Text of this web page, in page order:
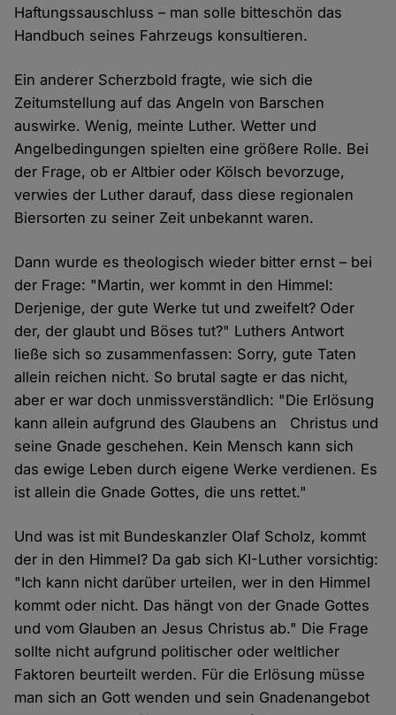
Haftungssauschluss – man solle bitteschön das
Handbuch seines Fahrzeugs konsultieren.
Ein anderer Scherzbold fragte, wie sich die
Zeitumstellung auf das Angeln von Barschen
auswirke. Wenig, meinte Luther. Wetter und
Angelbedingungen spielten eine größere Rolle. Bei
der Frage, ob er Altbier oder Kölsch bevorzuge,
verwies der Luther darauf, dass diese regionalen
Biersorten zu seiner Zeit unbekannt waren.
Dann wurde es theologisch wieder bitter ernst – bei
der Frage: "Martin, wer kommt in den Himmel:
Derjenige, der gute Werke tut und zweifelt? Oder
der, der glaubt und Böses tut?" Luthers Antwort
ließe sich so zusammenfassen: Sorry, gute Taten
allein reichen nicht. So brutal sagte er das nicht,
aber er war doch unmissverständlich: "Die Erlösung
kann allein aufgrund des Glaubens an Christus und
seine Gnade geschehen. Kein Mensch kann sich
das ewige Leben durch eigene Werke verdienen. Es
ist allein die Gnade Gottes, die uns rettet."
Und was ist mit Bundeskanzler Olaf Scholz, kommt
der in den Himmel? Da gab sich KI-Luther vorsichtig:
"Ich kann nicht darüber urteilen, wer in den Himmel
kommt oder nicht. Das hängt von der Gnade Gottes
und vom Glauben an Jesus Christus ab." Die Frage
sollte nicht aufgrund politischer oder weltlicher
Faktoren beurteilt werden. Für die Erlösung müsse
man sich an Gott wenden und sein Gnadenangebot